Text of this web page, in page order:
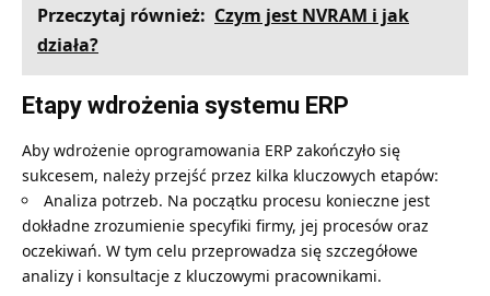
Przeczytaj również: Czym jest NVRAM i jak
działa?
Etapy wdrożenia systemu ERP
Aby wdrożenie oprogramowania ERP zakończyło się
sukcesem, należy przejść przez kilka kluczowych etapów:
Analiza potrzeb. Na początku procesu konieczne jest
dokładne zrozumienie specyfiki firmy, jej procesów oraz
oczekiwań. W tym celu przeprowadza się szczegółowe
analizy i konsultacje z kluczowymi pracownikami.